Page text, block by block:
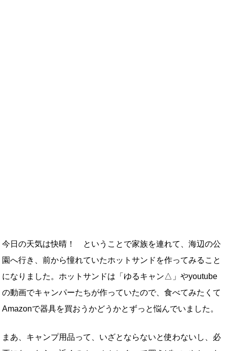
今日の天気は快晴！ ということで家族を連れて、海辺の公
園へ行き、前から憧れていたホットサンドを作ってみること
になりました。ホットサンドは「ゆるキャン△」やyoutube
の動画でキャンパーたちが作っていたので、食べてみたくて
Amazonで器具を買おうかどうかとずっと悩んでいました。
まあ、キャンプ用品って、いざとならないと使わないし、必